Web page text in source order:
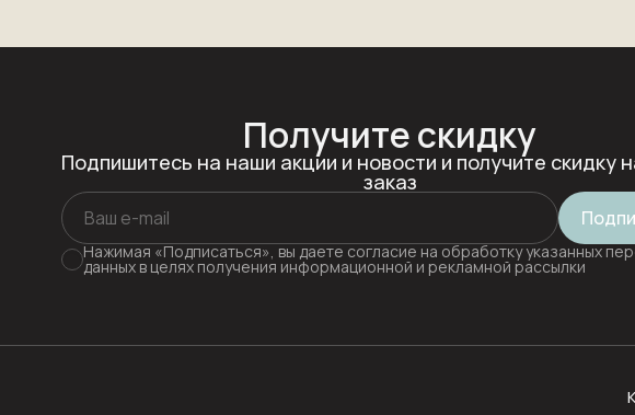
Получите скидку
Подпишитесь на наши акции и новости и получите скидку
заказ
Нажимая «Подписаться», вы даете согласие на обработку указанных
данных в целях получения информационной и рекламной рассылки